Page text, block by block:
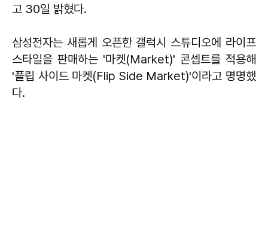
고 30일 밝혔다.
삼성전자는 새롭게 오픈한 갤럭시 스튜디오에 라이프
스타일을 판매하는 '마켓(Market)' 콘셉트를 적용해
'플립 사이드 마켓(Flip Side Market)'이라고 명명했
다.